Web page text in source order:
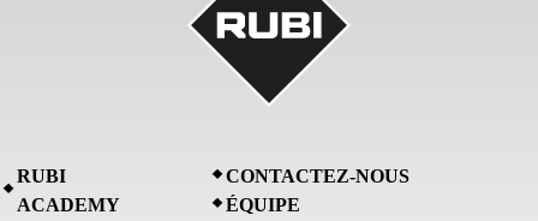
RUBI
ACADEMY
CONTACTEZ-NOUS
ÉQUIPE